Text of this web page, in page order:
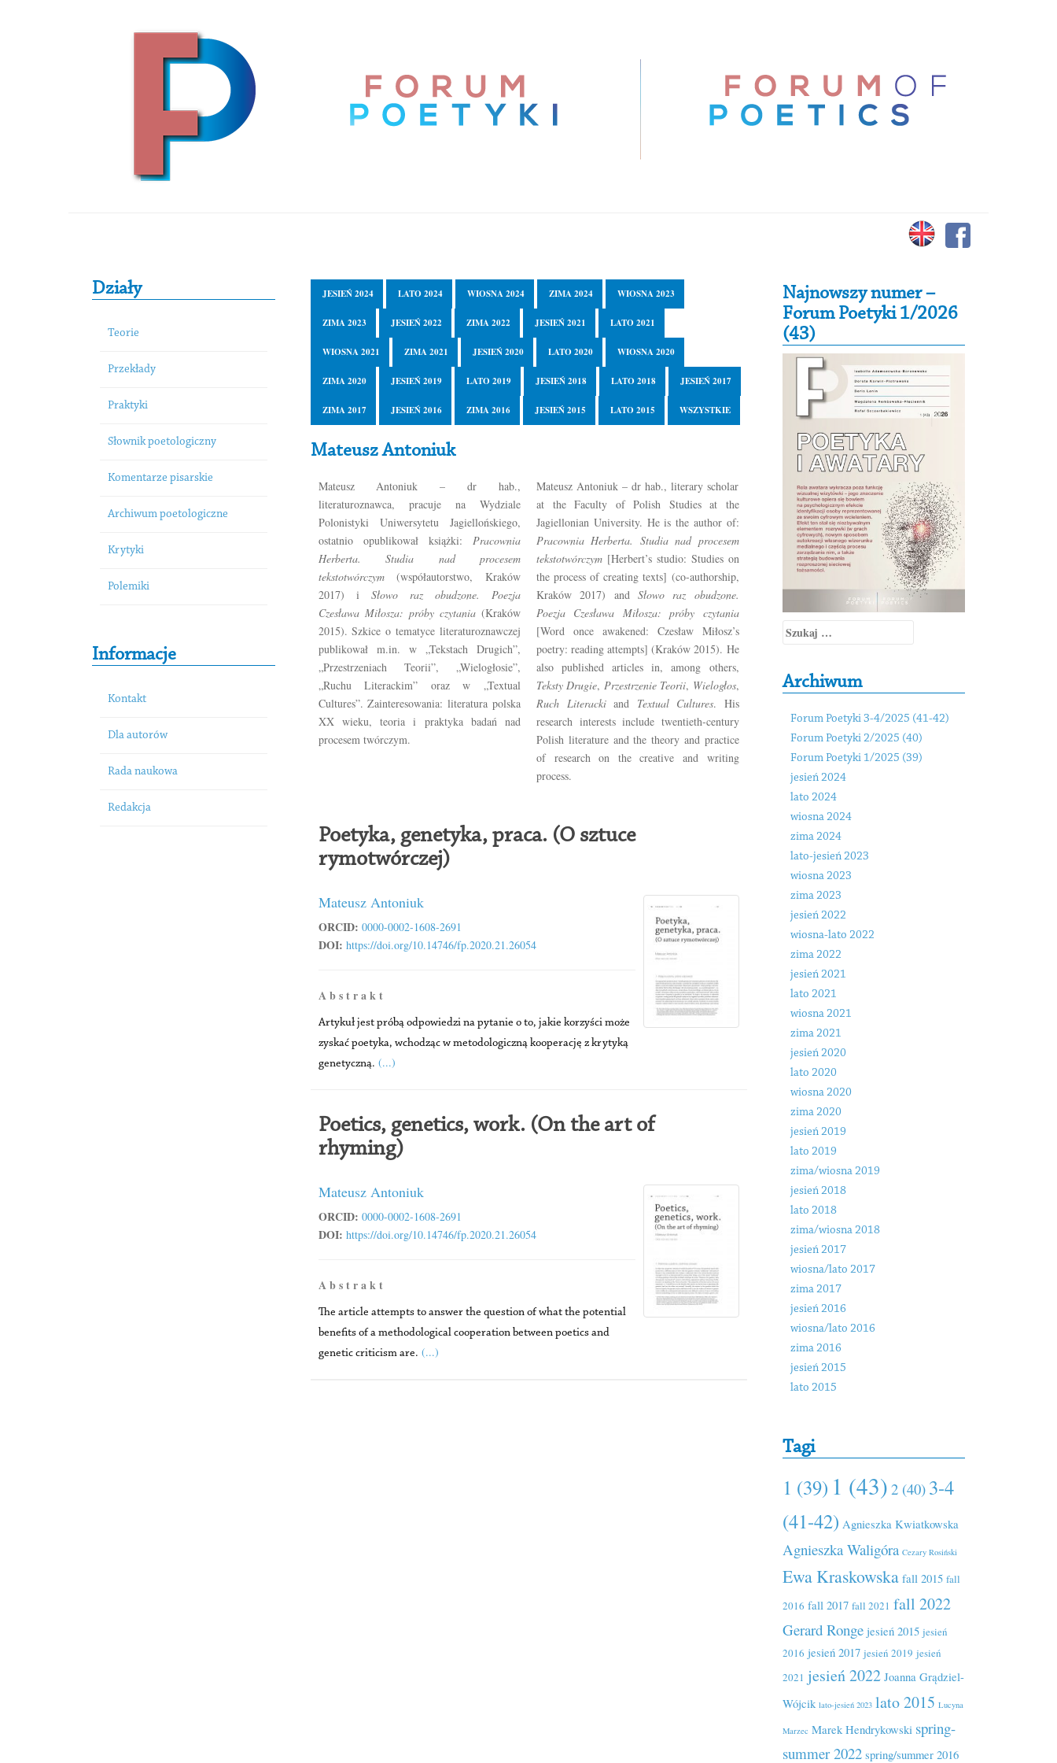
Primary Sidebar
Działy
Teorie
Przekłady
Praktyki
Słownik poetologiczny
Komentarze pisarskie
Archiwum poetologiczne
Krytyki
Polemiki
Informacje
Kontakt
Dla autorów
Rada naukowa
Redakcja
JESIEŃ 2024 LATO 2024 WIOSNA 2024 ZIMA 2024 WIOSNA 2023
ZIMA 2023 JESIEŃ 2022 ZIMA 2022 JESIEŃ 2021 LATO 2021
WIOSNA 2021 ZIMA 2021 JESIEŃ 2020 LATO 2020 WIOSNA 2020
ZIMA 2020 JESIEŃ 2019 LATO 2019 JESIEŃ 2018 LATO 2018 JESIEŃ 2017
ZIMA 2017 JESIEŃ 2016 ZIMA 2016 JESIEŃ 2015 LATO 2015 WSZYSTKIE
Mateusz Antoniuk
Mateusz Antoniuk – dr hab.,
literaturoznawca, pracuje na Wydziale
Polonistyki Uniwersytetu Jagiellońskiego,
ostatnio opublikował książki: Pracownia
Herberta. Studia nad procesem
tekstotwórczym(współautorstwo, Kraków
2017) i Słowo raz obudzone. Poezja
Czesława Miłosza: próby czytania(Kraków
2015). Szkice o tematyce literaturoznawczej
publikował m.in. w „Tekstach Drugich”,
„Przestrzeniach Teorii”, „Wielogłosie”,
„Ruchu Literackim” oraz w „Textual
Cultures”. Zainteresowania: literatura polska
XX wieku, teoria i praktyka badań nad
procesem twórczym.
Mateusz Antoniuk – dr hab., literary scholar
at the Faculty of Polish Studies at the
Jagiellonian University. He is the author of:
Pracownia Herberta. Studia nad procesem
tekstotwórczym [Herbert’s studio: Studies on
the process of creating texts] (co-authorship,
Kraków 2017) and Słowo raz obudzone.
Poezja Czesława Miłosza: próby czytania
[Word once awakened: Czesław Miłosz’s
poetry: reading attempts] (Kraków 2015). He
also published articles in, among others,
Teksty Drugie, Przestrzenie Teorii, Wielogłos,
Ruch Literackiand Textual Cultures. His
research interests include twentieth-century
Polish literature and the theory and practice
of research on the creative and writing
process.
Poetyka, genetyka, praca. (O sztuce
rymotwórczej)
Mateusz Antoniuk
ORCID: 0000-0002-1608-2691
DOI: https://doi.org/10.14746/fp.2020.21.26054
A b s t r a k t
Artykuł jest próbą odpowiedzi na pytanie o to, jakie korzyści może
zyskać poetyka, wchodząc w metodologiczną kooperację z krytyką
genetyczną. (...)
Poetics, genetics, work. (On the art of
rhyming)
Mateusz Antoniuk
ORCID: 0000-0002-1608-2691
DOI: https://doi.org/10.14746/fp.2020.21.26054
A b s t r a k t
The article attempts to answer the question of what the potential
benefits of a methodological cooperation between poetics and
genetic criticism are. (...)
Secondary Sidebar
Najnowszy numer –
Forum Poetyki 1/2026
(43)
Szukaj:
Archiwum
Forum Poetyki 3-4/2025 (41-42)
Forum Poetyki 2/2025 (40)
Forum Poetyki 1/2025 (39)
jesień 2024
lato 2024
wiosna 2024
zima 2024
lato-jesień 2023
wiosna 2023
zima 2023
jesień 2022
wiosna-lato 2022
zima 2022
jesień 2021
lato 2021
wiosna 2021
zima 2021
jesień 2020
lato 2020
wiosna 2020
zima 2020
jesień 2019
lato 2019
zima/wiosna 2019
jesień 2018
lato 2018
zima/wiosna 2018
jesień 2017
wiosna/lato 2017
zima 2017
jesień 2016
wiosna/lato 2016
zima 2016
jesień 2015
lato 2015
Tagi
1 (39) 1 (43) 2 (40) 3-4
(41-42) Agnieszka Kwiatkowska
Agnieszka Waligóra Cezary Rosiński
Ewa Kraskowska fall 2015 fall
2016 fall 2017 fall 2021 fall 2022
Gerard Ronge jesień 2015 jesień
2016 jesień 2017 jesień 2019 jesień
2021 jesień 2022 Joanna Grądziel-
Wójcik lato-jesień 2023 lato 2015 Lucyna
Marzec Marek Hendrykowski spring-
summer 2022 spring/summer 2016